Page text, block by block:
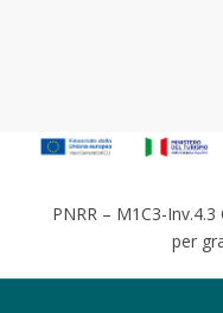
PNRR – M1C3-
per